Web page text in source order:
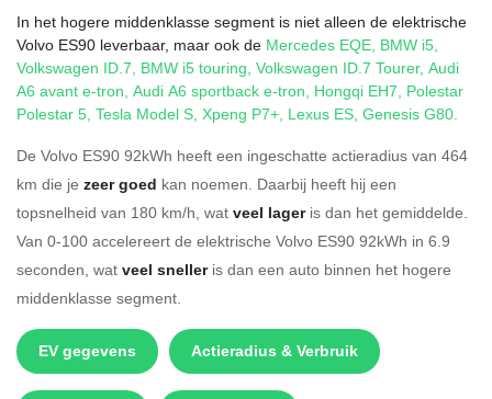
In het hogere middenklasse segment is niet alleen de elektrische
Volvo ES90 leverbaar, maar ook de Mercedes EQE, BMW i5,
Volkswagen ID.7, BMW i5 touring, Volkswagen ID.7 Tourer, Audi
A6 avant e-tron, Audi A6 sportback e-tron, Hongqi EH7, Polestar
Polestar 5, Tesla Model S, Xpeng P7+, Lexus ES, Genesis G80.
De Volvo ES90 92kWh heeft een ingeschatte actieradius van 464
km die je zeer goed kan noemen. Daarbij heeft hij een
topsnelheid van 180 km/h, wat veel lageris dan het gemiddelde.
Van 0-100 accelereert de elektrische Volvo ES90 92kWh in 6.9
seconden, wat veel snelleris dan een auto binnen het hogere
middenklasse segment.
EV gegevens Actieradius & Verbruik